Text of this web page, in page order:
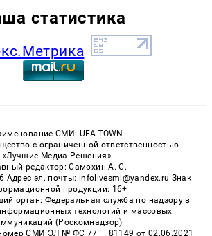
статистика
СМИ: UFA-TOWN
с ограниченной ответственностью
«Лучшие Медиа Решения»
редактор: Самохин А. С.
Адрес эл. почты: infolivesmi@yandex.ru Знак
продукции: 16+
орган: Федеральная служба по надзору в
технологий и массовых
(Роскомнадзор)
СМИ ЭЛ № ФС 77 — 81149 от 02.06.2021